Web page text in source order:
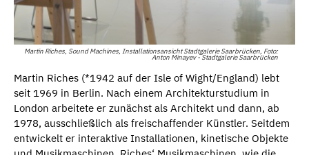
Martin Riches, Sound Machines, Installationsansicht Stadtgalerie Saarbrücken, Foto:
Anton Minayev - Stadtgalerie Saarbrücken
Martin Riches (*1942 auf der Isle of Wight/England) lebt
seit 1969 in Berlin. Nach einem Architekturstudium in
London arbeitete er zunächst als Architekt und dann, ab
1978, ausschließlich als freischaffender Künstler. Seitdem
entwickelt er interaktive Installationen, kinetische Objekte